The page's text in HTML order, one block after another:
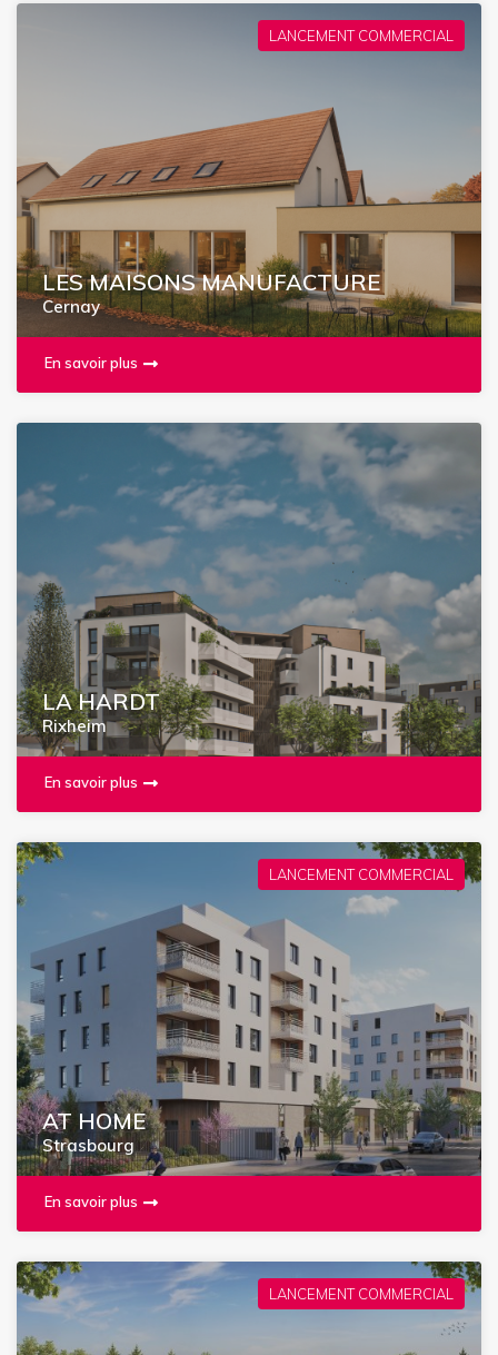
LANCEMENT COMMERCIAL
LES MAISONS MANUFACTURE
Cernay
En savoir plus
LA HARDT
Rixheim
En savoir plus
LANCEMENT COMMERCIAL
AT HOME
Strasbourg
En savoir plus
LANCEMENT COMMERCIAL